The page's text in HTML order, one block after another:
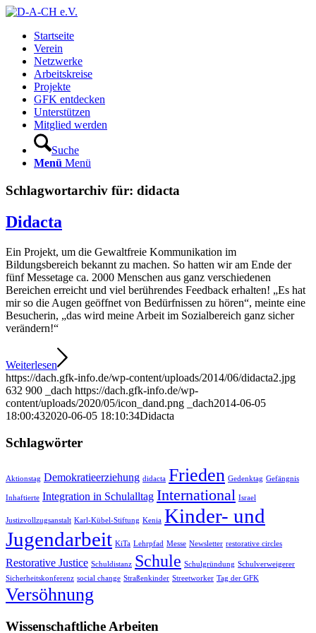
Startseite
Verein
Netzwerke
Arbeitskreise
Projekte
GFK entdecken
Unterstützen
Mitglied werden
Suche
Menü Menü
Schlagwortarchiv für: didacta
Didacta
Ein Projekt, um die Gewaltfreie Kommunikation im
Bildungsbereich bekannt zu machen. So hatten wir am Ende der
fünf Messetage ca. 2000 Menschen aus ganz verschiedenen
Bereichen erreicht und viel berührendes Feedback erhalten! „Es hat
mir so die Augen geöffnet von Bedürfnissen zu hören“, meinte eine
Besucherin, „das wird meine Arbeit im Sozialbereich ganz sicher
verändern!“
Weiterlesen
https://dach.gfk-info.de/wp-content/uploads/2014/06/didacta2.jpg
632 900 _dach https://dach.gfk-info.de/wp-
content/uploads/2020/05/icon_dand.png
_dach2014-06-05
18:00:432020-06-05 18:10:34Didacta
Schlagwörter
Aktionstag Demokratieerziehung didacta Frieden Gedenktag Gefängnis
Inhaftierte Integration in Schulalltag International Israel
Justizvollzugsanstalt Karl-Kübel-Stiftung Kenia Kinder- und
Jugendarbeit KiTa Lehrpfad Messe Newsletter restorative circles
Restorative Justice Schuldistanz Schule Schulgründung Schulverweigerer
Sicherheitskonferenz social change Straßenkinder Streetworker Tag der GFK
Versöhnung
Wissenschaftliche Arbeiten